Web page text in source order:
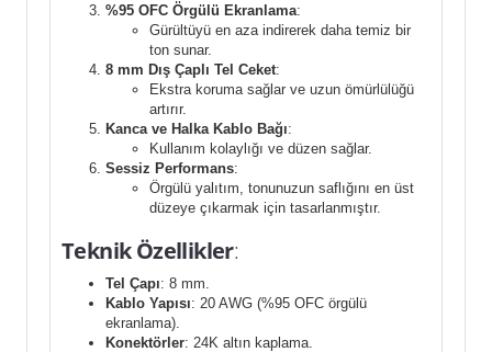
%95 OFC Örgülü Ekranlama:
Gürültüyü en aza indirerek daha temiz bir
ton sunar.
8 mm Dış Çaplı Tel Ceket:
Ekstra koruma sağlar ve uzun ömürlülüğü
artırır.
Kanca ve Halka Kablo Bağı:
Kullanım kolaylığı ve düzen sağlar.
Sessiz Performans:
Örgülü yalıtım, tonunuzun saflığını en üst
düzeye çıkarmak için tasarlanmıştır.
Teknik Özellikler:
Tel Çapı: 8 mm.
Kablo Yapısı: 20 AWG (%95 OFC örgülü
ekranlama).
Konektörler: 24K altın kaplama.